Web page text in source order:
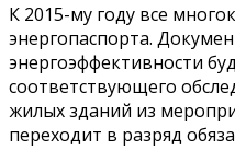
К 2015-му году все
энергопаспорта.
энергоэффективности
соответствующего
жилых зданий из
переходит в разряд